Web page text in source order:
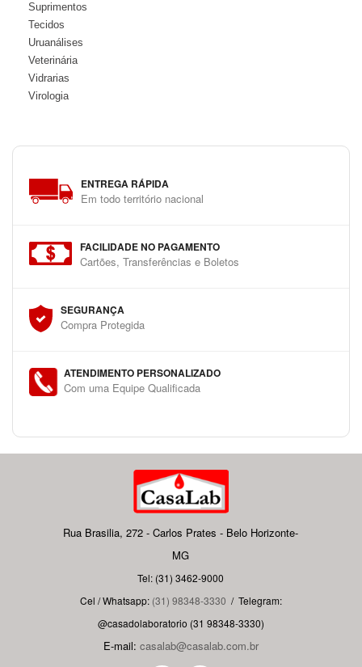
Suprimentos
Tecidos
Uruanálises
Veterinária
Vidrarias
Virologia
ENTREGA RÁPIDA
Em todo território nacional
FACILIDADE NO PAGAMENTO
Cartões, Transferências e Boletos
SEGURANÇA
Compra Protegida
ATENDIMENTO PERSONALIZADO
Com uma Equipe Qualificada
Rua Brasilia, 272 - Carlos Prates - Belo Horizonte-
MG
Tel: (31) 3462-9000
Cel / Whatsapp: (31) 98348-3330 / Telegram:
@casadolaboratorio (31 98348-3330)
E-mail: casalab@casalab.com.br